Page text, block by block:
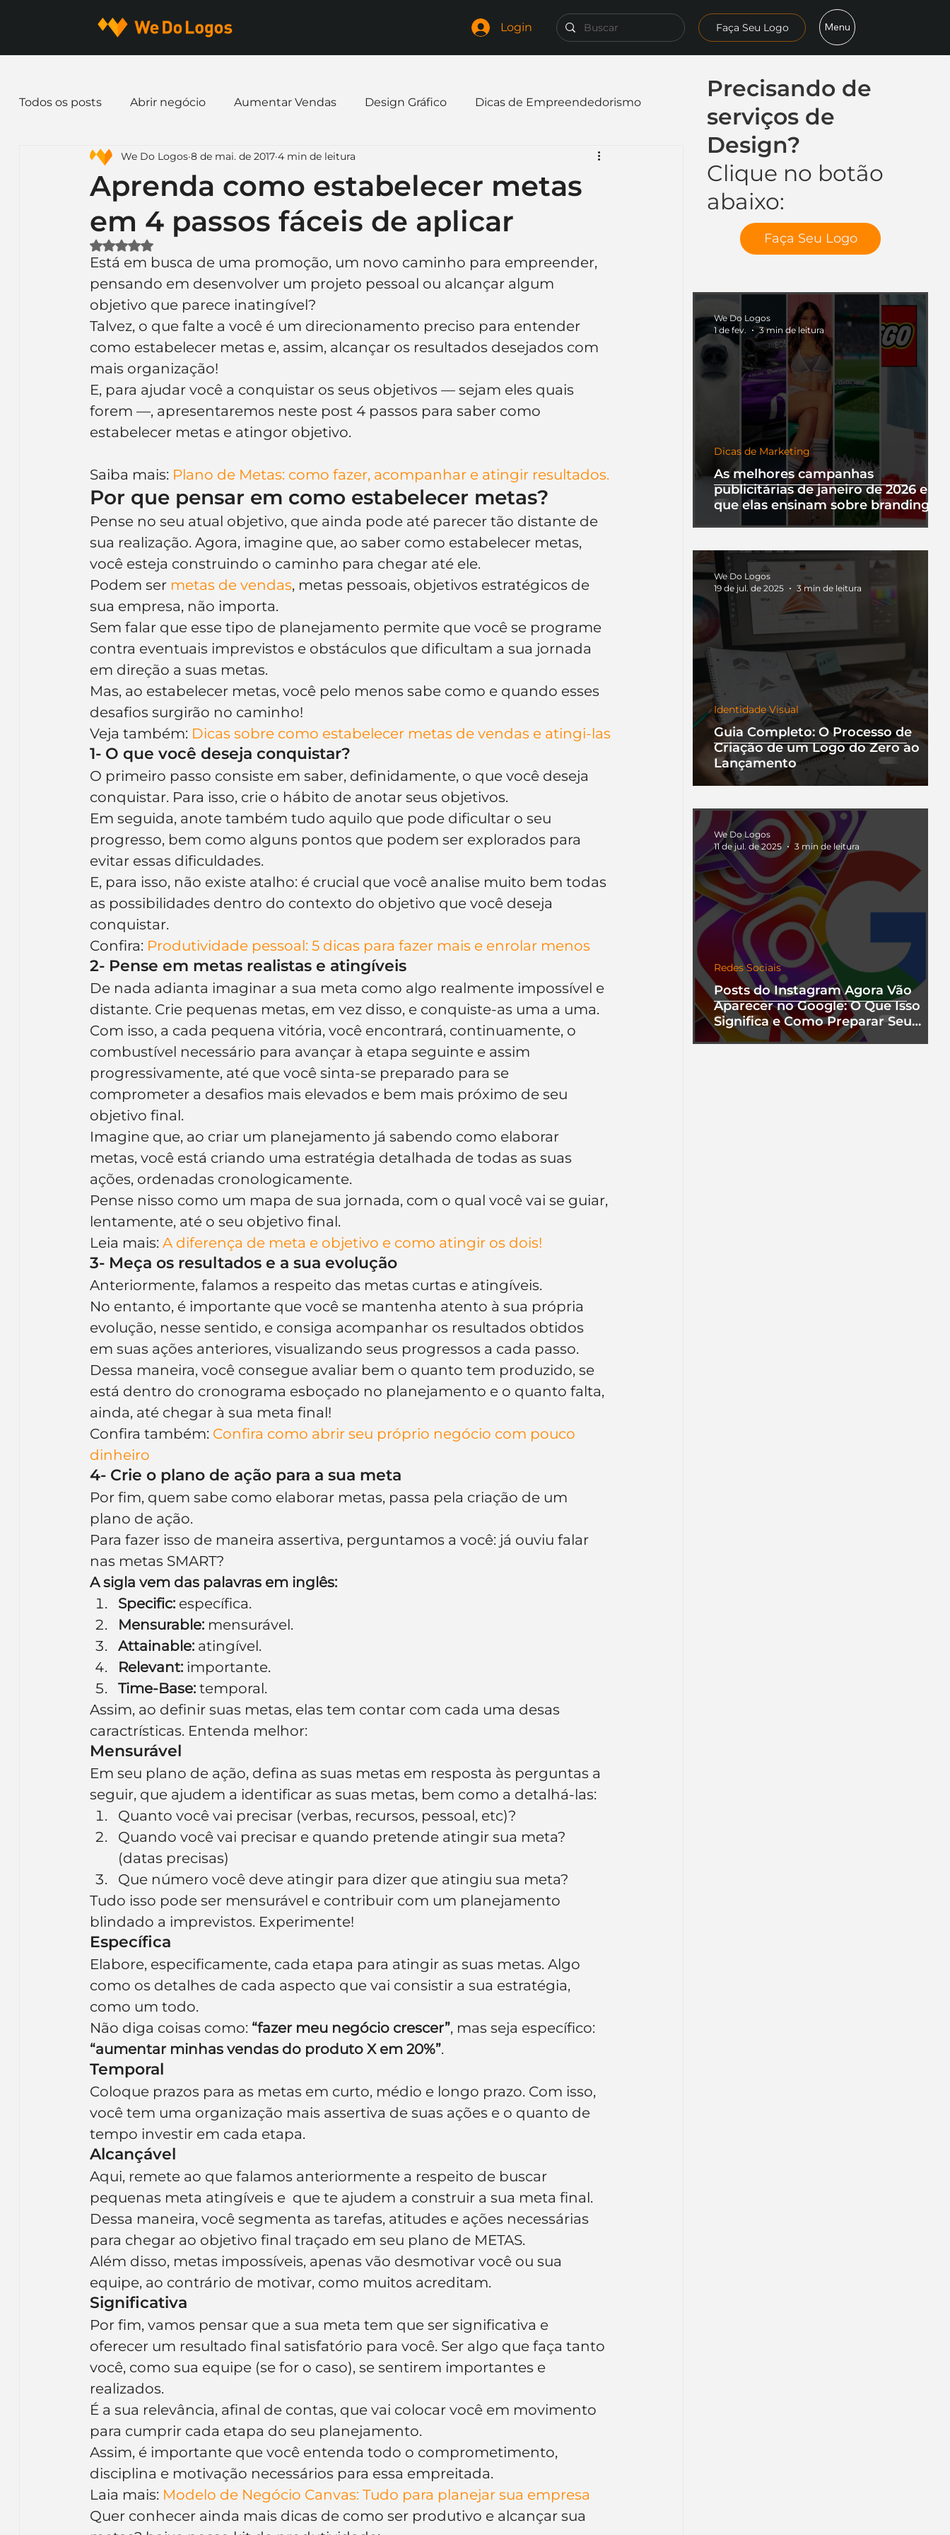
Login Faça Seu Logo Menu
Precisando de
serviços de
Design?
Clique no botão
abaixo:
Faça Seu Logo
As melhores campanhas
publicitárias de janeiro de 2026 e o
que elas ensinam sobre branding
Dicas de Marketing
We Do Logos
1 de fev.
3 min de leitura
Guia Completo: O Processo de
Criação de um Logo do Zero ao
Lançamento
Identidade Visual
We Do Logos
19 de jul. de 2025
3 min de leitura
Posts do Instagram Agora Vão
Aparecer no Google: O Que Isso
Significa e Como Preparar Seu
Perfil
Redes Sociais
We Do Logos
11 de jul. de 2025
3 min de leitura
Todos os posts Abrir negócio Aumentar Vendas Design Gráfico Dicas de Empreendedorismo
Dicas de Marketing Email marketing Expandir negócio
Identidade Visual Marca Nome para Empresa Logo Redes Sociais
Slogan Papelaria
Inteligência Artificial Embalagens nome de empresa Branding
Aprenda como estabelecer metas
em 4 passos fáceis de aplicar
We Do Logos 8 de mai. de 2017 4 min de leitura
Avaliado com NaN de 5 estrelas.
Está em busca de uma promoção, um novo caminho para empreender,
pensando em desenvolver um projeto pessoal ou alcançar algum
objetivo que parece inatingível?
Talvez, o que falte a você é um direcionamento preciso para entender
como estabelecer metas e, assim, alcançar os resultados desejados com
mais organização!
E, para ajudar você a conquistar os seus objetivos — sejam eles quais
forem —, apresentaremos neste post 4 passos para saber como
estabelecer metas e atingor objetivo.
Saiba mais: Plano de Metas: como fazer, acompanhar e atingir resultados.
Por que pensar em como estabelecer metas?
Pense no seu atual objetivo, que ainda pode até parecer tão distante de
sua realização. Agora, imagine que, ao saber como estabelecer metas,
você esteja construindo o caminho para chegar até ele.
Podem ser metas de vendas, metas pessoais, objetivos estratégicos de
sua empresa, não importa.
Sem falar que esse tipo de planejamento permite que você se programe
contra eventuais imprevistos e obstáculos que dificultam a sua jornada
em direção a suas metas.
Mas, ao estabelecer metas, você pelo menos sabe como e quando esses
desafios surgirão no caminho!
Veja também: Dicas sobre como estabelecer metas de vendas e atingi-las
1- O que você deseja conquistar?
O primeiro passo consiste em saber, definidamente, o que você deseja
conquistar. Para isso, crie o hábito de anotar seus objetivos.
Em seguida, anote também tudo aquilo que pode dificultar o seu
progresso, bem como alguns pontos que podem ser explorados para
evitar essas dificuldades.
E, para isso, não existe atalho: é crucial que você analise muito bem todas
as possibilidades dentro do contexto do objetivo que você deseja
conquistar.
Confira: Produtividade pessoal: 5 dicas para fazer mais e enrolar menos
2- Pense em metas realistas e atingíveis
De nada adianta imaginar a sua meta como algo realmente impossível e
distante. Crie pequenas metas, em vez disso, e conquiste-as uma a uma.
Com isso, a cada pequena vitória, você encontrará, continuamente, o
combustível necessário para avançar à etapa seguinte e assim
progressivamente, até que você sinta-se preparado para se
comprometer a desafios mais elevados e bem mais próximo de seu
objetivo final.
Imagine que, ao criar um planejamento já sabendo como elaborar
metas, você está criando uma estratégia detalhada de todas as suas
ações, ordenadas cronologicamente.
Pense nisso como um mapa de sua jornada, com o qual você vai se guiar,
lentamente, até o seu objetivo final.
Leia mais: A diferença de meta e objetivo e como atingir os dois!
3- Meça os resultados e a sua evolução
Anteriormente, falamos a respeito das metas curtas e atingíveis.
No entanto, é importante que você se mantenha atento à sua própria
evolução, nesse sentido, e consiga acompanhar os resultados obtidos
em suas ações anteriores, visualizando seus progressos a cada passo.
Dessa maneira, você consegue avaliar bem o quanto tem produzido, se
está dentro do cronograma esboçado no planejamento e o quanto falta,
ainda, até chegar à sua meta final!
Confira também: Confira como abrir seu próprio negócio com pouco
dinheiro
4- Crie o plano de ação para a sua meta
Por fim, quem sabe como elaborar metas, passa pela criação de um
plano de ação.
Para fazer isso de maneira assertiva, perguntamos a você: já ouviu falar
nas metas SMART?
A sigla vem das palavras em inglês:
Specific: específica.
Mensurable: mensurável.
Attainable: atingível.
Relevant: importante.
Time-Base: temporal.
Assim, ao definir suas metas, elas tem contar com cada uma desas
caractrísticas. Entenda melhor:
Mensurável
Em seu plano de ação, defina as suas metas em resposta às perguntas a
seguir, que ajudem a identificar as suas metas, bem como a detalhá-las:
Quanto você vai precisar (verbas, recursos, pessoal, etc)?
Quando você vai precisar e quando pretende atingir sua meta?
(datas precisas)
Que número você deve atingir para dizer que atingiu sua meta?
Tudo isso pode ser mensurável e contribuir com um planejamento
blindado a imprevistos. Experimente!
Específica
Elabore, especificamente, cada etapa para atingir as suas metas. Algo
como os detalhes de cada aspecto que vai consistir a sua estratégia,
como um todo.
Não diga coisas como: “fazer meu negócio crescer”, mas seja específico:
“aumentar minhas vendas do produto X em 20%”.
Temporal
Coloque prazos para as metas em curto, médio e longo prazo. Com isso,
você tem uma organização mais assertiva de suas ações e o quanto de
tempo investir em cada etapa.
Alcançável
Aqui, remete ao que falamos anteriormente a respeito de buscar
pequenas meta atingíveis e  que te ajudem a construir a sua meta final.
Dessa maneira, você segmenta as tarefas, atitudes e ações necessárias
para chegar ao objetivo final traçado em seu plano de METAS.
Além disso, metas impossíveis, apenas vão desmotivar você ou sua
equipe, ao contrário de motivar, como muitos acreditam.
Significativa
Por fim, vamos pensar que a sua meta tem que ser significativa e
oferecer um resultado final satisfatório para você. Ser algo que faça tanto
você, como sua equipe (se for o caso), se sentirem importantes e
realizados.
É a sua relevância, afinal de contas, que vai colocar você em movimento
para cumprir cada etapa do seu planejamento.
Assim, é importante que você entenda todo o comprometimento,
disciplina e motivação necessários para essa empreitada.
Laia mais: Modelo de Negócio Canvas: Tudo para planejar sua empresa
Quer conhecer ainda mais dicas de como ser produtivo e alcançar sua